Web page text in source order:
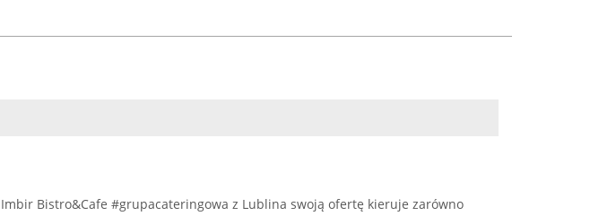
Imbir Bistro&Cafe #grupacateringowa z Lublina swoją ofertę kieruje zarówno